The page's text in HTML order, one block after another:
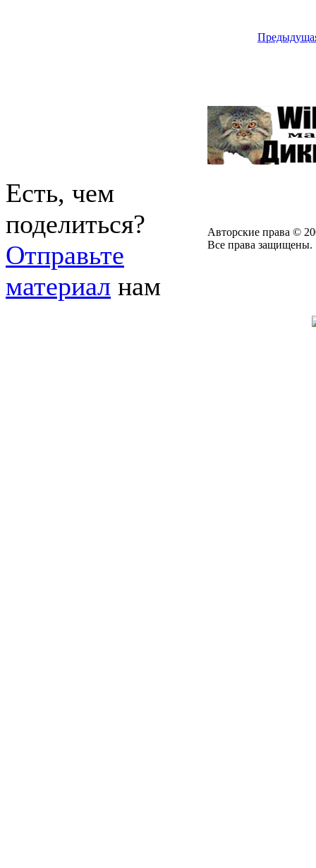
Есть, чем
поделиться?
Отправьте
материал нам
Авторские права ©
Все права защищены.